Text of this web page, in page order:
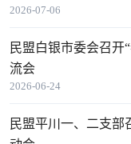
2026-07-06
2026-06-24
民盟白银市委会召开
流会
民盟平川一、二支部